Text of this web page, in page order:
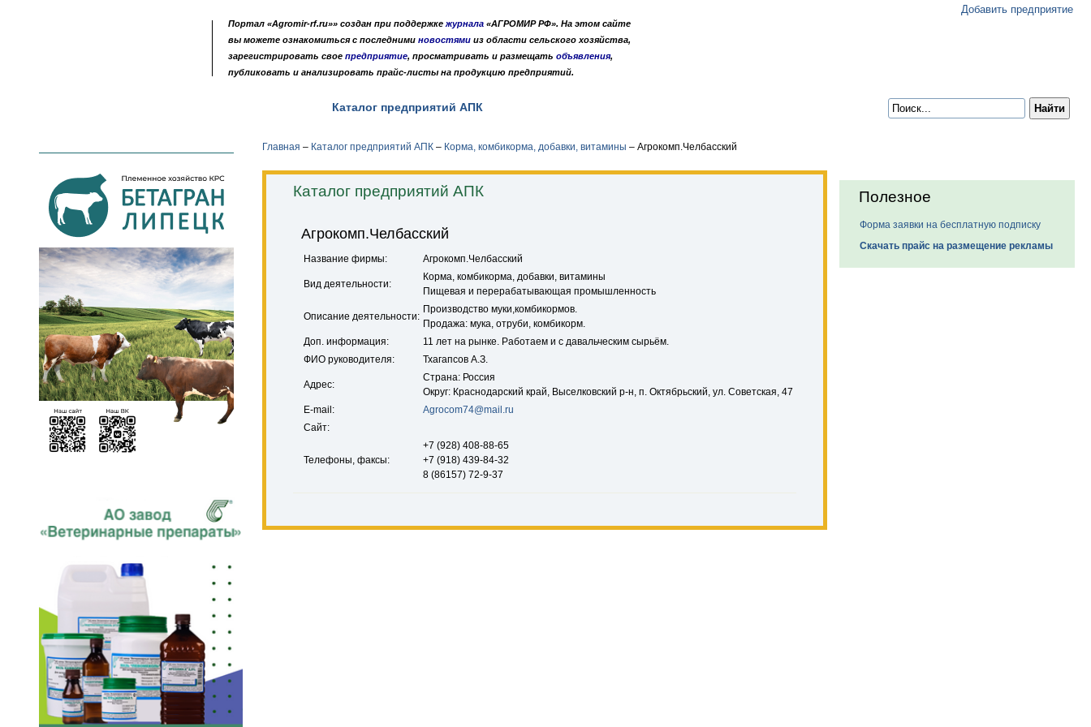
Добавить предприятие
Портал «Agromir-rf.ru»» создан при поддержке журнала «АГРОМИР РФ». На этом сайте
вы можете ознакомиться с последними новостями из области сельского хозяйства,
зарегистрировать свое предприятие, просматривать и размещать объявления,
публиковать и анализировать прайс-листы на продукцию предприятий.
Каталог предприятий АПК
Главная – Каталог предприятий АПК – Корма, комбикорма, добавки, витамины – Агрокомп.Челбасский
Каталог предприятий АПК
Агрокомп.Челбасский
Название фирмы: Агрокомп.Челбасский
Вид деятельности:
Корма, комбикорма, добавки, витамины
Пищевая и перерабатывающая промышленность
Описание деятельности:
Производство муки,комбикормов.
Продажа: мука, отруби, комбикорм.
Доп. информация:
11 лет на рынке. Работаем и с давальческим сырьём.
ФИО руководителя:
Тхагапсов А.З.
Адрес:
Страна: Россия
Округ: Краснодарский край, Выселковский р-н, п. Октябрьский, ул. Советская, 47
E-mail:
Agrocom74@mail.ru
Сайт:
Телефоны, факсы:
+7 (928) 408-88-65
+7 (918) 439-84-32
8 (86157) 72-9-37
Полезное
Форма заявки на бесплатную подписку
Скачать прайс на размещение рекламы